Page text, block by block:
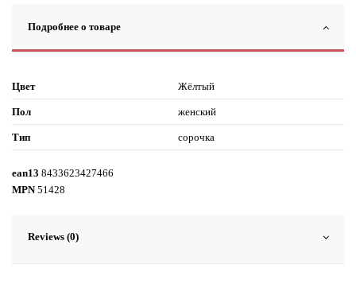
Подробнее о товаре
Цвет Жёлтый
Пол женский
Тип сорочка
ean13 8433623427466
MPN 51428
Reviews (0)